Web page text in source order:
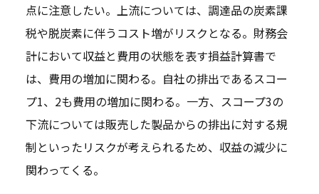
点に注意したい。上流については、調達品の炭素課
税や脱炭素に伴うコスト増がリスクとなる。財務会
計において収益と費用の状態を表す損益計算書で
は、費用の増加に関わる。自社の排出であるスコー
プ1、2も費用の増加に関わる。一方、スコープ3の
下流については販売した製品からの排出に対する規
制といったリスクが考えられるため、収益の減少に
関わってくる。